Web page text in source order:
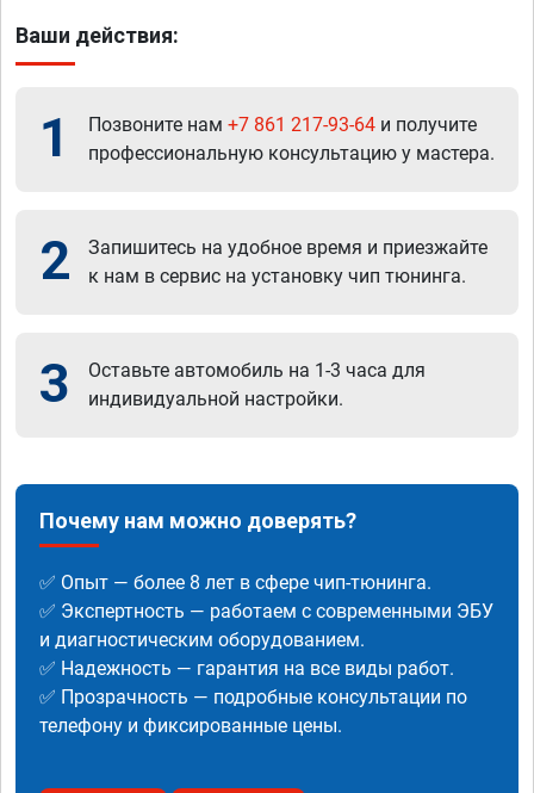
Ваши действия:
1 Позвоните нам +7 861 217-93-64 и получите
профессиональную консультацию у мастера.
2
Запишитесь на удобное время и приезжайте
к нам в сервис на установку чип тюнинга.
3
Оставьте автомобиль на 1-3 часа для
индивидуальной настройки.
Почему нам можно доверять?
✅ Опыт — более 8 лет в сфере чип-тюнинга.
✅ Экспертность — работаем с современными ЭБУ
и диагностическим оборудованием.
✅ Надежность — гарантия на все виды работ.
✅ Прозрачность — подробные консультации по
телефону и фиксированные цены.